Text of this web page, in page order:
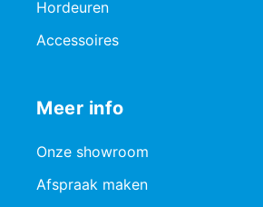
Hordeuren
Accessoires
Meer info
Onze showroom
Afspraak maken